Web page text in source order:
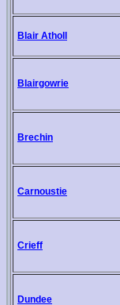
Blair Atholl
Blairgowrie
Brechin
Carnoustie
Crieff
Dundee